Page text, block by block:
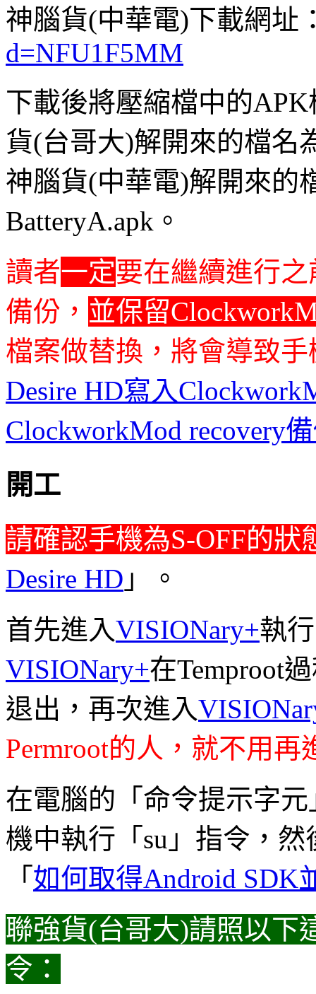
神腦貨(中華電)下載網址
d=NFU1F5MM
下載後將壓縮檔中的
貨(台哥大)解開來的檔名
神腦貨(中華電)解開來的
BatteryA.apk。
讀者一定要在繼續進行之
備份， 並保留
檔案做替換，將會導致
Desire HD寫入
ClockworkMod recovery
開工
請確認手機為S-OFF的狀
Desire HD 」。
首先進入VISIONary+執
VISIONary+在Temproot
退出，再次進入
Permroot的人，就不用
在電腦的「命令提示字
機中執行「su」指令，
「 如何取得Android SDK
聯強貨(台哥大)請照以下
令：